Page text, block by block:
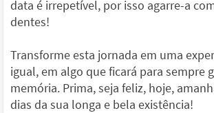
data é irrepetível, por isso agarre-a
dentes!
Transforme esta jornada em uma
igual, em algo que ficará para sempre
memória. Prima, seja feliz, hoje,
dias da sua longa e bela existência!